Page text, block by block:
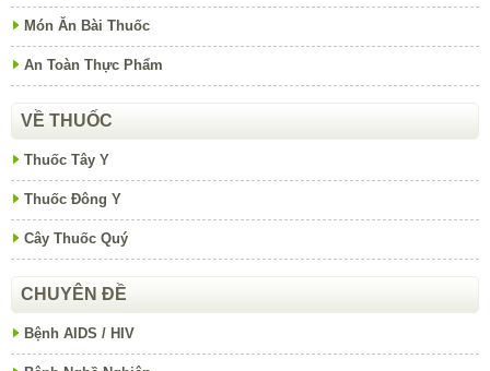
Món Ăn Bài Thuốc
An Toàn Thực Phẩm
VỀ THUỐC
Thuốc Tây Y
Thuốc Đông Y
Cây Thuốc Quý
CHUYÊN ĐỀ
Bệnh AIDS / HIV